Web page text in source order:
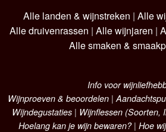
Alle landen & wijnstreken | Alle
Alle druivenrassen | Alle wijnjaren |
Alle smaken &
Info voor
Wijnproeven & beoordelen |
Wijndegustaties | Wijnflessen (Soorten,
Hoelang kan je wijn bewaren?| Hoe